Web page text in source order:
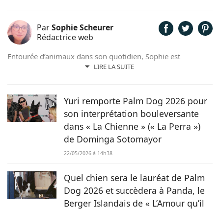
ParSophie Scheurer
Rédactrice web
LIRE LA SUITE
Entourée d’animaux dans son quotidien, Sophie est
également passionnée de mots. Son amour pour les
précaire. Maya la croisée Labrador-Border Collie a été
retrouvée errante par la SPA et Hatchi, le chien Arbi, a été
sauvé de Tunisie. À ses yeux, ses 2 chiens, son chat et ses
lapins font partie intégrante de sa vie et de sa famille ! C’est
donc sans hésiter qu’elle a décidé de mettre sa plume au
Yuri remporte Palm Dog 2026 pour
son interprétation bouleversante
dans « La Chienne » (« La Perra »)
de Dominga Sotomayor
22/05/2026 à 14h38
Quel chien sera le lauréat de Palm
Dog 2026 et succèdera à Panda, le
Berger Islandais de « L’Amour qu’il